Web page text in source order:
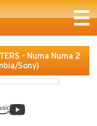
- Numa Numa 2
Sony)